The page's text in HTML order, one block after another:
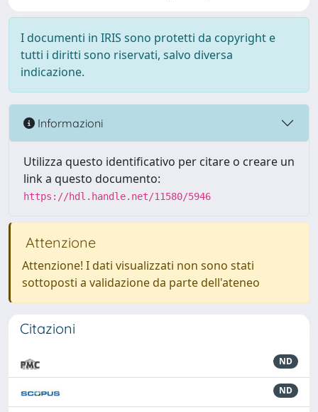
I documenti in IRIS sono protetti da copyright e
tutti i diritti sono riservati, salvo diversa
indicazione.
Informazioni
Utilizza questo identificativo per citare o creare un
link a questo documento:
https://hdl.handle.net/11580/5946
Attenzione
Attenzione! I dati visualizzati non sono stati
sottoposti a validazione da parte dell'ateneo
Citazioni
ND
ND